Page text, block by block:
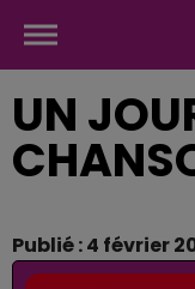
UN
Publié : 4 février